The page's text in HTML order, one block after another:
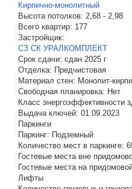
Кирпично-монолитный
Высота потолков: 2,68 - 2,98
Всего квартир: 177
Застройщик:
СЗ СК УРАЛКОМПЛЕКТ
Срок сдачи: сдан 2025 г
Отделка: Предчистовая
Материал стен: Монолит-
Свободная планировка: Нет
Класс энергоэффективности
Выдача ключей: 01.09.2023
Паркинги
Паркинг: Подземный
Количество мест в паркинге:
Гостевые места вне
Гостевые места на
Лифты